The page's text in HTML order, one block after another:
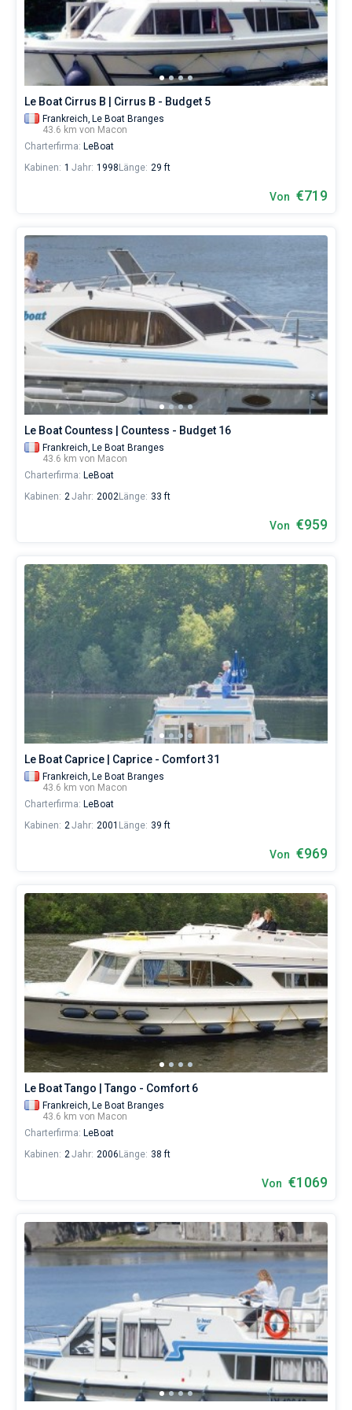
Skipper
wählen,
das
Boot
verwalten.
Im
Sailica-
Katalog
der
Angebote
Macon
von
sowohl
Liebhaber
erholsamen
Urlaubs
als
für
Segler,
sich
ihr
Nahe
Le Boat Cirrus B | Cirrus B - Budget 5
Frankreich, Le Boat Branges
43.6 km von Macon
Charterfirma: LeBoat
Kabinen: 1 Jahr: 1998 Länge: 29 ft
Von €719
Le Boat Countess | Countess - Budget 16
Frankreich, Le Boat Branges
43.6 km von Macon
Charterfirma: LeBoat
Kabinen: 2Jahr: 2002Länge: 33 ft
Von €959
Le Boat Caprice | Caprice - Comfort 31
Frankreich, Le Boat Branges
43.6 km von Macon
Charterfirma: LeBoat
Kabinen: 2Jahr: 2001 Länge: 39 ft
Von €969
Le Boat Tango | Tango - Comfort 6
Frankreich, Le Boat Branges
43.6 km von Macon
Charterfirma: LeBoat
Kabinen: 2Jahr: 2006 Länge: 38 ft
Von €1069
Bareboat
Kapitan
Zeige Ergebnisse(0)